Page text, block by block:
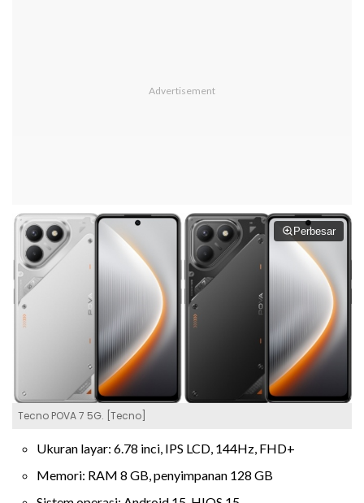
Perbesar
Tecno POVA 7 5G. [Tecno]
Ukuran layar: 6.78 inci, IPS LCD, 144Hz, FHD+
Memori: RAM 8 GB, penyimpanan 128 GB